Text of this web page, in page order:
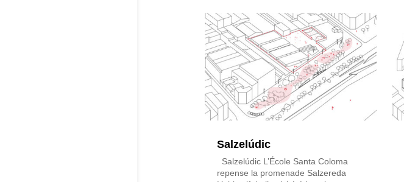
Salzelúdic
Salzelúdic L’École Santa Coloma
repense la promenade Salzereda